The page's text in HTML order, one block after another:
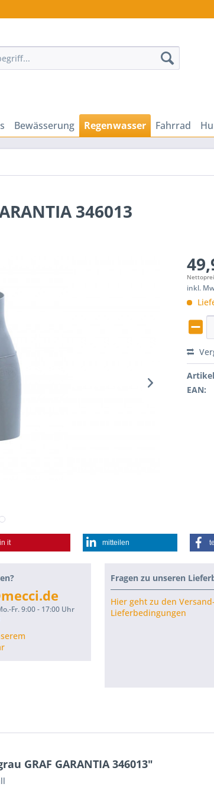
Bewässerung Regenwasser Fahrrad
346013
inkl.
EAN:
it mitteilen
Fr. 9:00 - 17:00 Uhr
Fragen zu unseren
Hier geht zu den
Lieferbedingungen
GRAF GARANTIA 346013"